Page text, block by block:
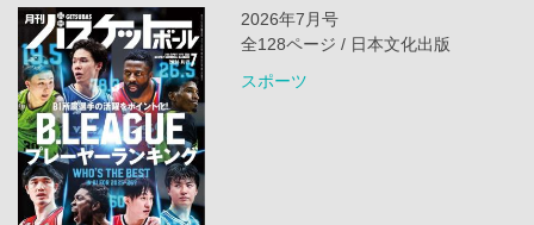
2026年7月号
全128ページ / 日本文化出版
スポーツ